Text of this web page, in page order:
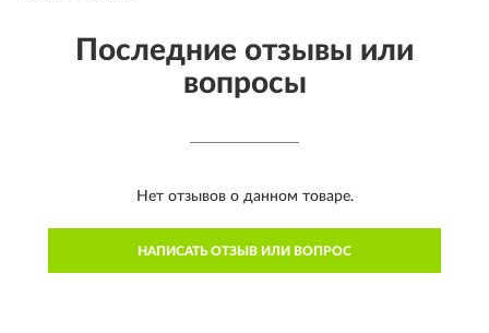
Последние отзывы или
вопросы
Нет отзывов о данном товаре.
НАПИСАТЬ ОТЗЫВ ИЛИ ВОПРОС